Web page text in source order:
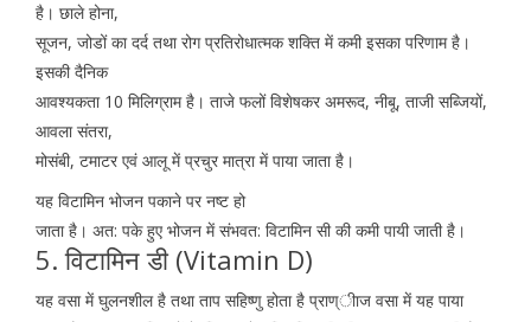
है। छाले होना,
सूजन, जोडों का दर्द तथा रोग प्रतिरोधात्मक शक्ति में कमी इसका परिणाम है।
इसकी दैनिक
आवश्यकता 10 मिलिग्राम है। ताजे फलों विशेषकर अमरूद, नीबू, ताजी सब्जियों,
आवला संतरा,
मोसंबी, टमाटर एवं आलू में प्रचुर मात्रा में पाया जाता है।
यह विटामिन भोजन पकाने पर नष्ट हो
जाता है। अत: पके हुए भोजन में संभवत: विटामिन सी की कमी पायी जाती है।
5. विटामिन डी (Vitamin D)
यह वसा में घुलनशील है तथा ताप सहिष्णु होता है प्राण्ीाज वसा में यह पाया